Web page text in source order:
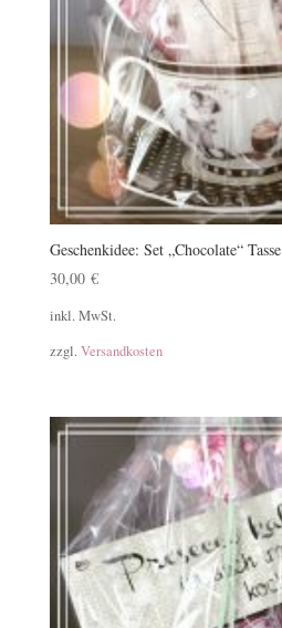
Geschenkidee: Set „Chocolate“ Tasse
30,00 €
inkl. MwSt.
zzgl. Versandkosten